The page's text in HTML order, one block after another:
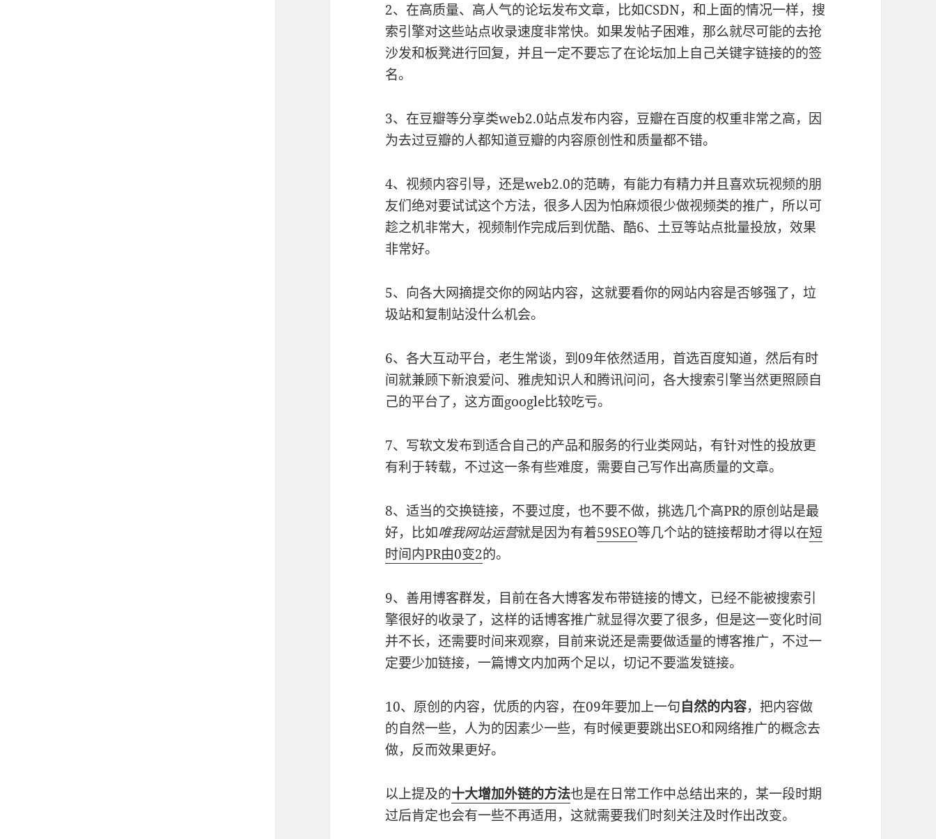
2、在高质量、高人气的论坛发布文章，比如CSDN，和上面的情况一样，搜
索引擎对这些站点收录速度非常快。如果发帖子困难，那么就尽可能的去抢
沙发和板凳进行回复，并且一定不要忘了在论坛加上自己关键字链接的的签
名。
3、在豆瓣等分享类web2.0站点发布内容，豆瓣在百度的权重非常之高，因
为去过豆瓣的人都知道豆瓣的内容原创性和质量都不错。
4、视频内容引导，还是web2.0的范畴，有能力有精力并且喜欢玩视频的朋
友们绝对要试试这个方法，很多人因为怕麻烦很少做视频类的推广，所以可
趁之机非常大，视频制作完成后到优酷、酷6、土豆等站点批量投放，效果
非常好。
5、向各大网摘提交你的网站内容，这就要看你的网站内容是否够强了，垃
圾站和复制站没什么机会。
6、各大互动平台，老生常谈，到09年依然适用，首选百度知道，然后有时
间就兼顾下新浪爱问、雅虎知识人和腾讯问问，各大搜索引擎当然更照顾自
己的平台了，这方面google比较吃亏。
7、写软文发布到适合自己的产品和服务的行业类网站，有针对性的投放更
有利于转载，不过这一条有些难度，需要自己写作出高质量的文章。
8、适当的交换链接，不要过度，也不要不做，挑选几个高PR的原创站是最
好，比如唯我网站运营就是因为有着59SEO等几个站的链接帮助才得以在短
时间内PR由0变2的。
9、善用博客群发，目前在各大博客发布带链接的博文，已经不能被搜索引
擎很好的收录了，这样的话博客推广就显得次要了很多，但是这一变化时间
并不长，还需要时间来观察，目前来说还是需要做适量的博客推广，不过一
定要少加链接，一篇博文内加两个足以，切记不要滥发链接。
10、原创的内容，优质的内容，在09年要加上一句自然的内容，把内容做
的自然一些，人为的因素少一些，有时候更要跳出SEO和网络推广的概念去
做，反而效果更好。
以上提及的十大增加外链的方法也是在日常工作中总结出来的，某一段时期
过后肯定也会有一些不再适用，这就需要我们时刻关注及时作出改变。